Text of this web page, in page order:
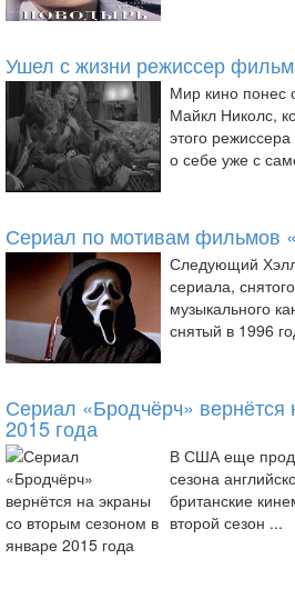
Ушел с жизни режиссер
Мир кино понес
Майкл Николс,
этого
о себе уже с
Сериал по мотивам фильмов
Следующий
сериала,
музыкального
снятый в 1996
Сериал «Бродчёрч»
2015 года
В США еще
сезона
британские
второй сезон ...